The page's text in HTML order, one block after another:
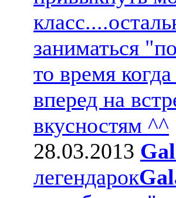
заниматься
то время
вперед на
вкусностям ^^
28.03.2013
легендарок